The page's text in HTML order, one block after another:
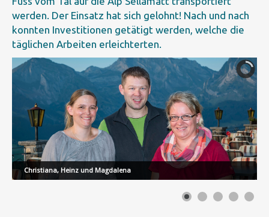
werden. Der Einsatz hat sich gelohnt! Nach und nach
konnten Investitionen getätigt werden, welche die
täglichen Arbeiten erleichterten.
Christiana, Heinz und Magdalena